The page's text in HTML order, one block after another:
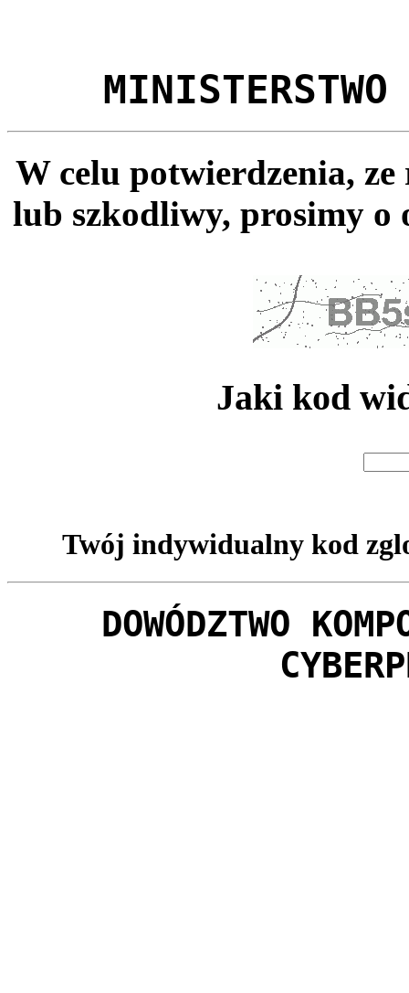
MINISTERSTWO
W celu potwierdzenia,
lub szkodliwy, prosimy o
Jaki kod
Twój indywidualny kod
DOWÓDZTWO